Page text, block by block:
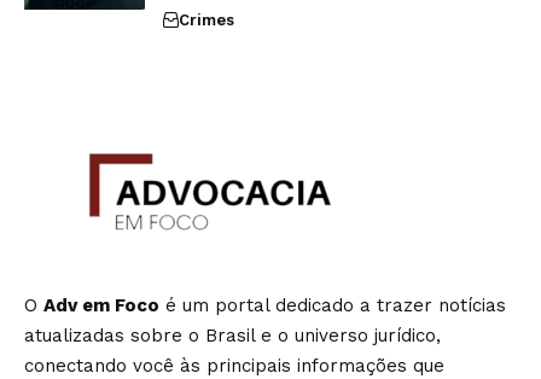
Crimes
O Adv em Foco é um portal dedicado a trazer notícias
atualizadas sobre o Brasil e o universo jurídico,
conectando você às principais informações que